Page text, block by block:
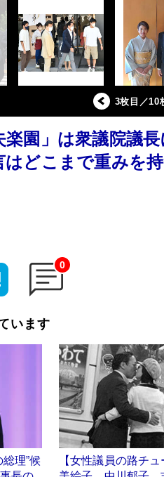
3枚目／10
楽園」は衆議院議
はどこまで重みを
0
います
理”候
【女性議員の路チ